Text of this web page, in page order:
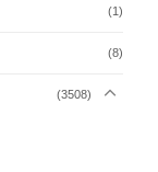
(1)
(8)
(3508)